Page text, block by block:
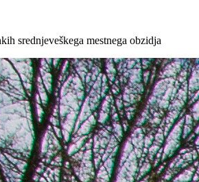
srednjeveškega mestnega obzidja